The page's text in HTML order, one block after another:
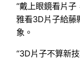
“戴上眼鏡看片
雅看3D片子給藤
象。
“3D片子不算新